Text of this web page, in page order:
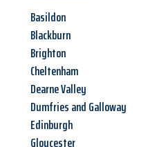
Basildon
Blackburn
Brighton
Cheltenham
Dearne Valley
Dumfries and Galloway
Edinburgh
Gloucester